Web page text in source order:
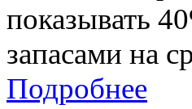
показывать
запасами на
Подробнее